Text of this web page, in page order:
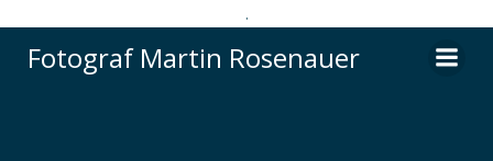
.
til
Fotograf Martin Rosenauer